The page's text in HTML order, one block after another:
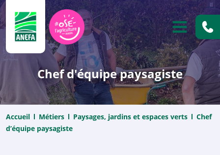
OUVRIR
Chef d'équipe paysagiste
Accueil Métiers Paysages, jardins et espaces verts
Chef
d’équipe paysagiste